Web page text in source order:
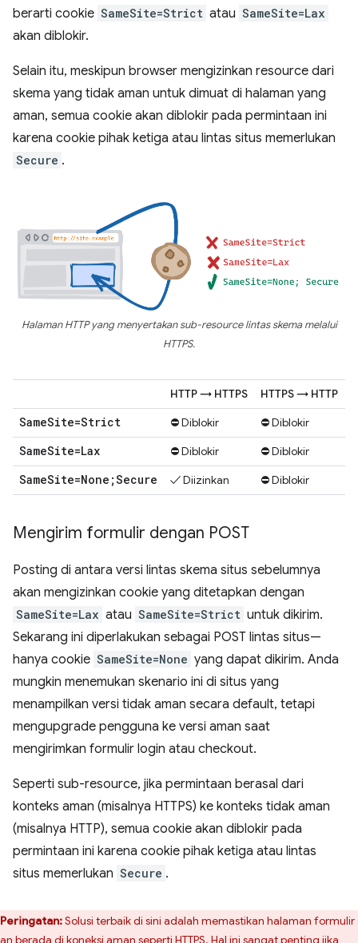
berarti cookie SameSite=Strict atau SameSite=Lax
akan diblokir.
Selain itu, meskipun browser mengizinkan resource dari
skema yang tidak aman untuk dimuat di halaman yang
aman, semua cookie akan diblokir pada permintaan ini
karena cookie pihak ketiga atau lintas situs memerlukan
Secure .
Halaman HTTP yang menyertakan sub-resource lintas skema melalui
HTTPS.
HTTP → HTTPS HTTPS → HTTP
SameSite=Strict ⛔ Diblokir ⛔ Diblokir
SameSite=Lax ⛔ Diblokir ⛔ Diblokir
SameSite=None;Secure ✓ Diizinkan ⛔ Diblokir
Mengirim formulir dengan POST
Posting di antara versi lintas skema situs sebelumnya
akan mengizinkan cookie yang ditetapkan dengan
SameSite=Lax atau SameSite=Strict untuk dikirim.
Sekarang ini diperlakukan sebagai POST lintas situs—
hanya cookie SameSite=None yang dapat dikirim. Anda
mungkin menemukan skenario ini di situs yang
menampilkan versi tidak aman secara default, tetapi
mengupgrade pengguna ke versi aman saat
mengirimkan formulir login atau checkout.
Seperti sub-resource, jika permintaan berasal dari
konteks aman (misalnya HTTPS) ke konteks tidak aman
(misalnya HTTP), semua cookie akan diblokir pada
permintaan ini karena cookie pihak ketiga atau lintas
situs memerlukan Secure .
Peringatan:Solusi terbaik di sini adalah memastikan halaman formulir
berada di koneksi aman seperti HTTPS. Hal ini sangat penting jika